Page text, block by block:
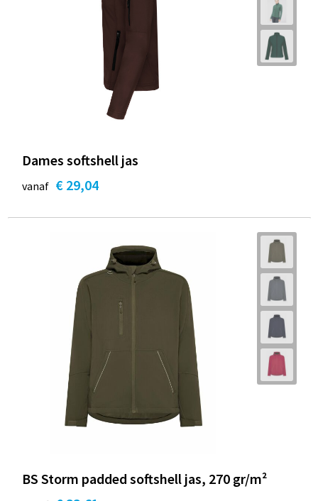
Dames softshell jas
vanaf € 29,04
BS Storm padded softshell jas, 270 gr/m²